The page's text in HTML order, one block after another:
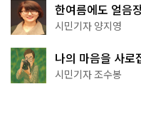
한여름에도 얼음
천국이네~
시민기자 양지영
나의 마음을 사
상작 공개!
시민기자 조수봉